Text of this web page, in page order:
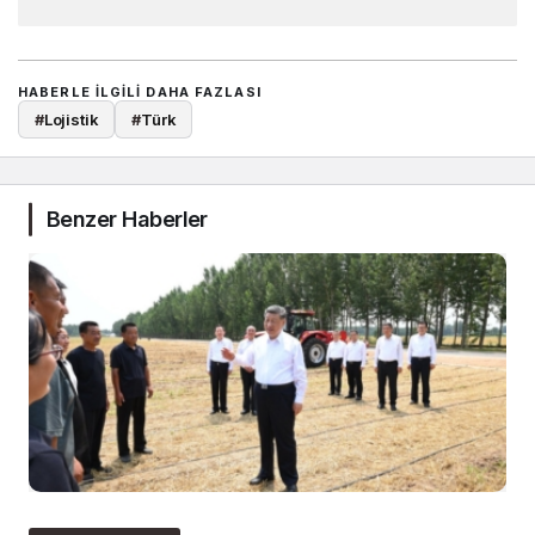
HABERLE ILGILI DAHA FAZLASI
#Lojistik #Türk
Benzer Haberler